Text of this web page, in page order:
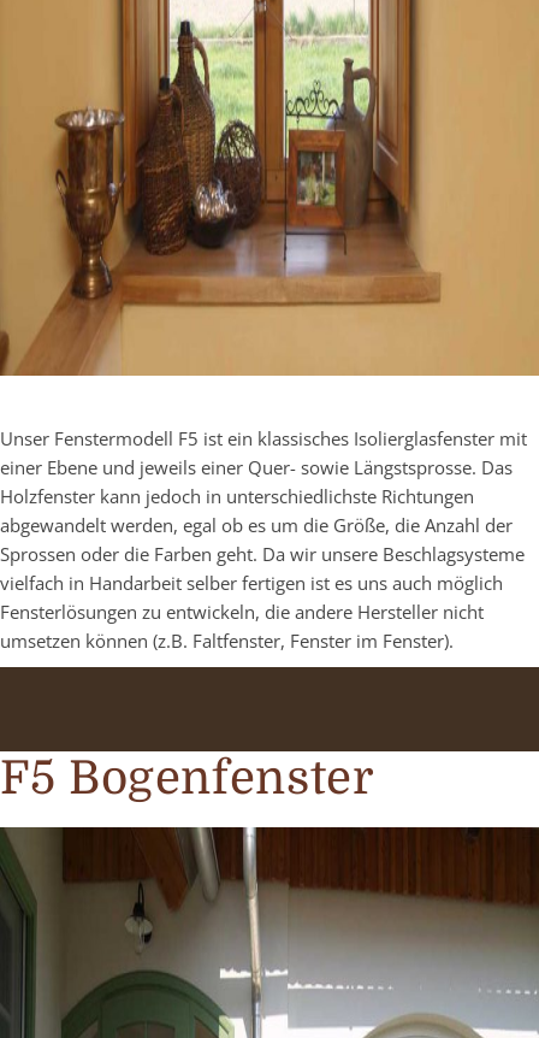
Unser Fenstermodell F5 ist ein klassisches Isolierglasfenster mit
einer Ebene und jeweils einer Quer- sowie Längstsprosse. Das
Holzfenster kann jedoch in unterschiedlichste Richtungen
abgewandelt werden, egal ob es um die Größe, die Anzahl der
Sprossen oder die Farben geht. Da wir unsere Beschlagsysteme
vielfach in Handarbeit selber fertigen ist es uns auch möglich
Fensterlösungen zu entwickeln, die andere Hersteller nicht
umsetzen können (z.B. Faltfenster, Fenster im Fenster).
F5 Bogenfenster